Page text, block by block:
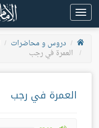
Toggle
navigation
دروس و محاضرات
العمرة في رجب
العمرة في رجب